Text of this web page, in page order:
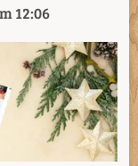
12:06